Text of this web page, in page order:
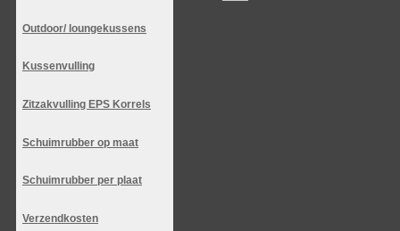
Outdoor/ loungekussens
Kussenvulling
Zitzakvulling EPS Korrels
Schuimrubber op maat
Schuimrubber per plaat
Verzendkosten